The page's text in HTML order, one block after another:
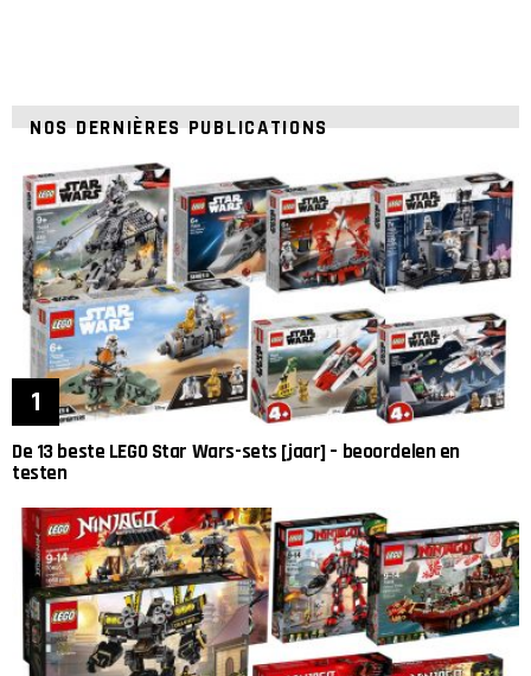
NOS DERNIÈRES PUBLICATIONS
De 13 beste LEGO Star Wars-sets [jaar] – beoordelen en
testen